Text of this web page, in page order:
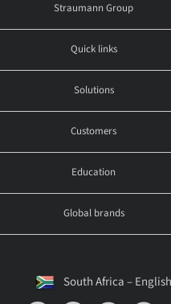
Straumann Group
Quick links
Solutions
Customers
Education
Global brands
South Africa – English